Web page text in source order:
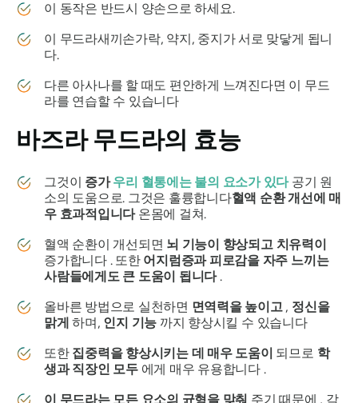
이 동작은 반드시 양손으로 하세요.
이 무드라새끼손가락, 약지, 중지가 서로 맞닿게 됩니
다.
다른 아사나를 할 때도 편안하게 느껴진다면 이 무드
라를 연습할 수 있습니다
바즈라 무드라의 효능
그것이 증가우리 혈통에는 불의 요소가 있다공기 원
소의 도움으로. 그것은 훌륭합니다혈액 순환 개선에 매
우 효과적입니다온몸에 걸쳐.
혈액 순환이 개선되면 뇌 기능이 향상되고 치유력이
증가합니다 . 또한 어지럼증과 피로감을 자주 느끼는
사람들에게도 큰 도움이 됩니다.
올바른 방법으로 실천하면 면역력을 높이고, 정신을
맑게 하며, 인지 기능 까지 향상시킬 수 있습니다
또한 집중력을 향상시키는 데 매우 도움이 되므로 학
생과 직장인 모두에게 매우 유용합니다 .
이 무드라는 모든 요소의 균형을 맞춰 주기 때문에 , 각